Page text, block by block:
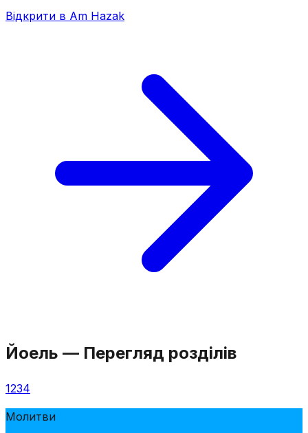
Відкрити в Am Hazak
Йоель — Перегляд розділів
1234
Молитви